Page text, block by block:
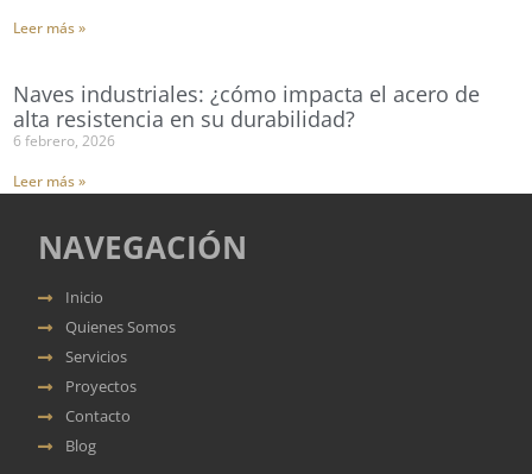
Leer más »
Naves industriales: ¿cómo impacta el acero de
alta resistencia en su durabilidad?
6 febrero, 2026
Leer más »
NAVEGACIÓN
Inicio
Quienes Somos
Servicios
Proyectos
Contacto
Blog